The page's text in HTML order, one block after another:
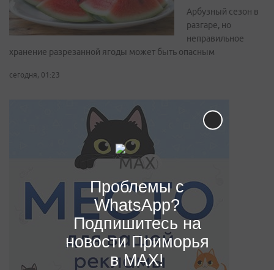
Арбузный сезон в
разгаре, но
неправильное
хранение разрезанной ягоды может быть опасным
сегодня, 01:23
Проблемы с
WhatsApp?
Подпишитесь на
новости Приморья
в MAX!